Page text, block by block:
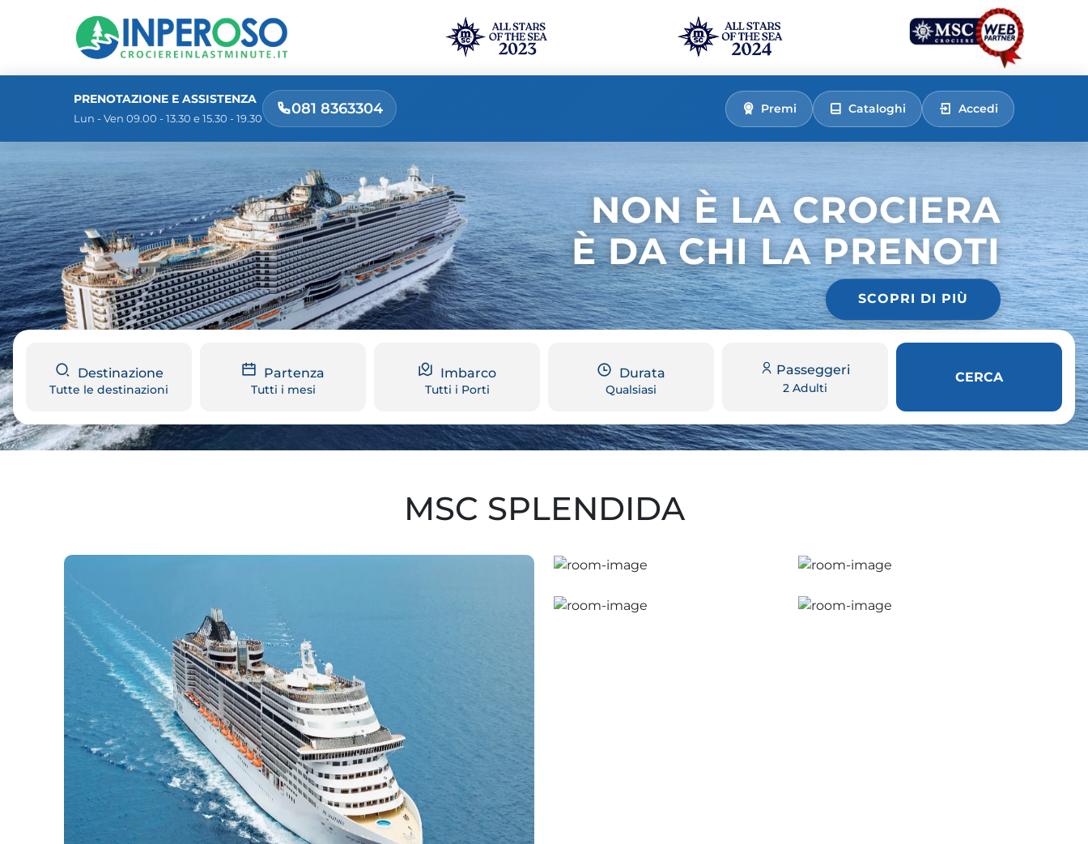
PRENOTAZIONE E ASSISTENZA
Lun - Ven 09.00 - 13.30 e 15.30 - 19.30
081 8363304 Premi Cataloghi Accedi
NON È LA CROCIERA
È DA CHI LA PRENOTI
SCOPRI DI PIÙ
Destinazione
Tutte le destinazioni
Partenza
Tutti i mesi
Imbarco
Tutti i Porti
Durata
Qualsiasi
Passeggeri
2 Adulti
CERCA
MSC SPLENDIDA